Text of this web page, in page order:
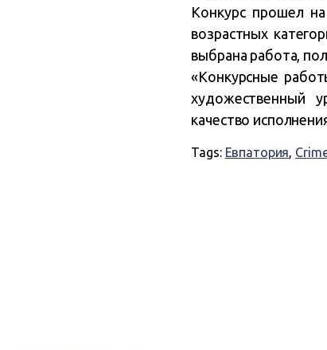
Конкурс прошел
возрастных
выбрана работа,
«Конкурсные
художественный
качество
Tags: Евпатория,